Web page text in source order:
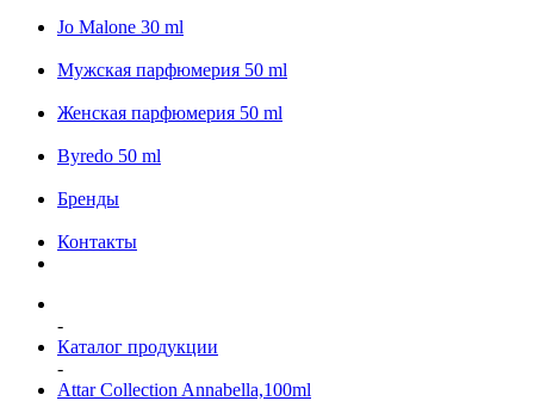
Jo Malone 30 ml
Мужская парфюмерия 50 ml
Женская парфюмерия 50 ml
Byredo 50 ml
Бренды
Контакты
-
Каталог продукции
-
Attar Collection Annabella,100ml